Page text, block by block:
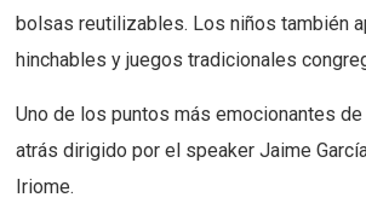
bolsas reutilizables. Los niños también
hinchables y juegos tradicionales
Uno de los puntos más emocionantes
atrás dirigido por el speaker Jaime
Iriome.